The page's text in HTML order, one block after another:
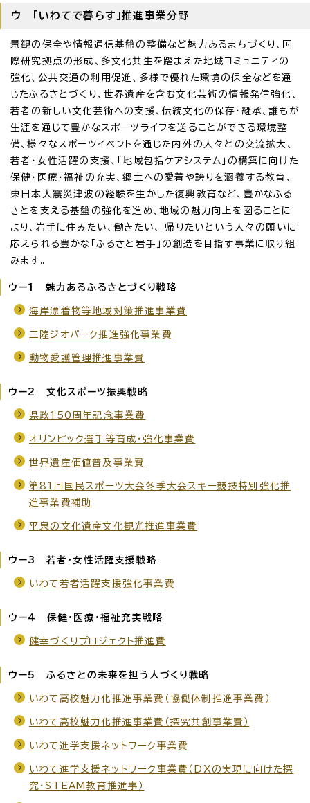
ウ 「いわてで暮らす」推進事業分野
景観の保全や情報通信基盤の整備など魅力あるまちづくり、国
際研究拠点の形成、多文化共生を踏まえた地域コミュニティの
強化、公共交通の利用促進、多様で優れた環境の保全などを通
じたふるさとづくり、世界遺産を含む文化芸術の情報発信強化、
若者の新しい文化芸術への支援、伝統文化の保存・継承、誰もが
生涯を通じて豊かなスポーツライフを送ることができる環境整
備、様々なスポーツイベントを通じた内外の人々との交流拡大、
若者・女性活躍の支援、「地域包括ケアシステム」の構築に向けた
保健・医療・福祉の充実、郷土への愛着や誇りを涵養する教育、
東日本大震災津波の経験を生かした復興教育など、豊かなふる
さとを支える基盤の強化を進め、地域の魅力向上を図ることに
より、岩手に住みたい、働きたい、 帰りたいという人々の願いに
応えられる豊かな「ふるさと岩手」の創造を目指す事業に取り組
みます。
ウー1 魅力あるふるさとづくり戦略
海岸漂着物等地域対策推進事業費
三陸ジオパーク推進強化事業費
動物愛護管理推進事業費
ウー2 文化スポーツ振興戦略
県政150周年記念事業費
オリンピック選手等育成・強化事業費
世界遺産価値普及事業費
第81回国民スポーツ大会冬季大会スキー競技特別強化推
進事業費補助
平泉の文化遺産文化観光推進事業費
ウー3 若者・女性活躍支援戦略
いわて若者活躍支援強化事業費
ウー4 保健・医療・福祉充実戦略
健幸づくりプロジェクト推進費
ウー5 ふるさとの未来を担う人づくり戦略
いわて高校魅力化推進事業費（協働体制推進事業費）
いわて高校魅力化推進事業費（探究共創事業費）
いわて進学支援ネットワーク事業費
いわて進学支援ネットワーク事業費（DXの実現に向けた探
究・STEAM教育推進事）